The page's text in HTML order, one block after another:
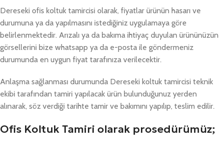
Dereseki ofis koltuk tamircisi olarak, fiyatlar ürünün hasarı ve
durumuna ya da yapılmasını istediğiniz uygulamaya göre
belirlenmektedir. Arızalı ya da bakıma ihtiyaç duyulan ürününüzün
görsellerini bize whatsapp ya da e-posta ile göndermeniz
durumunda en uygun fiyat tarafınıza verilecektir.
Anlaşma sağlanması durumunda Dereseki koltuk tamircisi teknik
ekibi tarafından tamiri yapılacak ürün bulunduğunuz yerden
alınarak, söz verdiği tarihte tamir ve bakımını yapılıp, teslim edilir.
Ofis Koltuk Tamiri olarak prosedürümüz;